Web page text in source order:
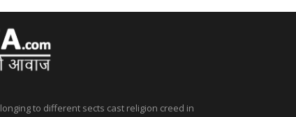
to different sects cast religion creed in